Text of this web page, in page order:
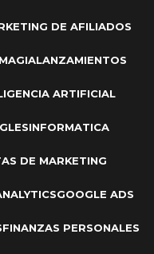
DE AFILIADOS
LANZAMIENTOS
ARTIFICIAL
INFORMATICA
DE MARKETING
GOOGLE ADS
FINANZAS PERSONALES